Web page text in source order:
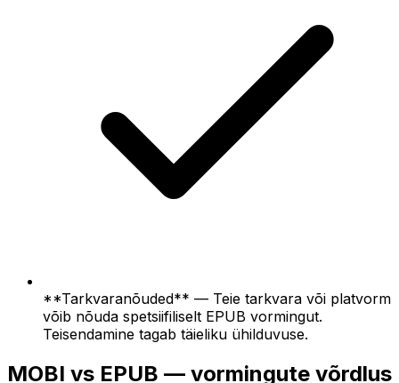
**Tarkvaranõuded** — Teie tarkvara või platvorm
võib nõuda spetsiifiliselt EPUB vormingut.
Teisendamine tagab täieliku ühilduvuse.
MOBI vs EPUB — vormingute võrdlus